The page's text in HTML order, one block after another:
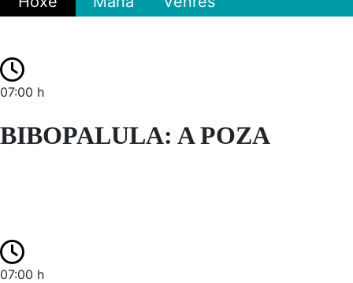
07:00 h
BIBOPALULA: A POZA
07:00 h